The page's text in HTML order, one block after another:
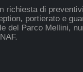
richiesta di
portierato e
del Parco Mellini,